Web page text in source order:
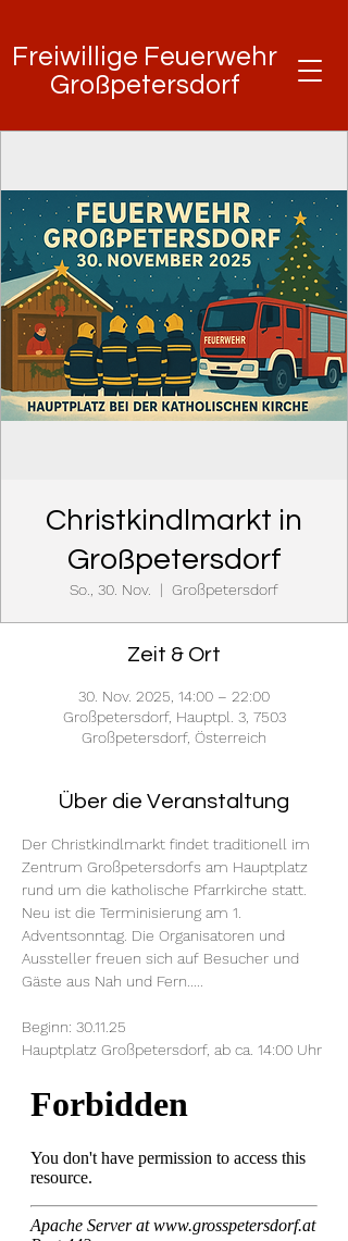
Freiwillige Feuerwehr
Großpetersdorf
Freiwillige Feuerwehr
Großpetersdorf
Christkindlmarkt in
Großpetersdorf
So., 30. Nov.
  |
Großpetersdorf
Zeit & Ort
30. Nov. 2025, 14:00 – 22:00
Großpetersdorf, Hauptpl. 3, 7503
Großpetersdorf, Österreich
Über die Veranstaltung
Der Christkindlmarkt findet traditionell im
Zentrum Großpetersdorfs am Hauptplatz
rund um die katholische Pfarrkirche statt.
Neu ist die Terminisierung am 1.
Adventsonntag. Die Organisatoren und
Aussteller freuen sich auf Besucher und
Gäste aus Nah und Fern.....
Beginn: 30.11.25
Hauptplatz Großpetersdorf, ab ca. 14:00 Uhr